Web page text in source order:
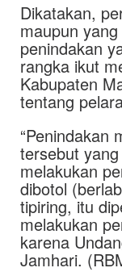
Dikatakan,
maupun
penindakan
rangka ikut
Kabupaten
tentang
“Penindakan
tersebut
melakukan
dibotol
tipiring, itu
melakukan
karena
Jamhari.